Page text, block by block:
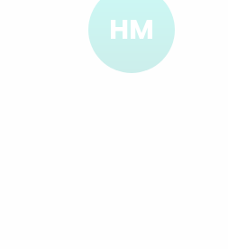
HM